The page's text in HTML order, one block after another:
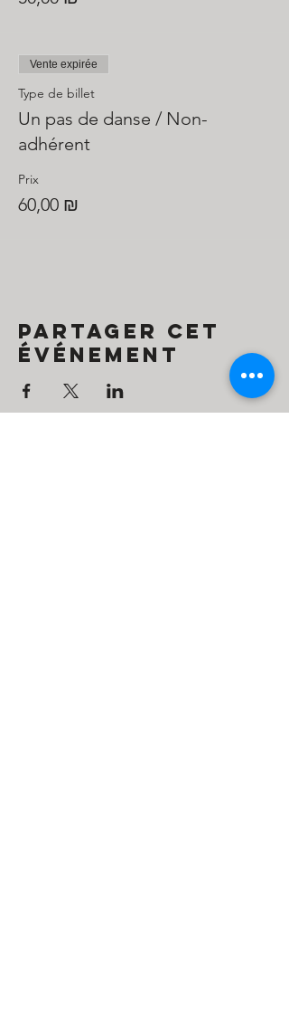
Vente expirée
Type de billet
Un pas de danse / Non-
adhérent
Prix
60,00 ₪
Partager cet
événement